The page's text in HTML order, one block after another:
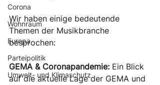
Corona
Wohnraum
Europa
Parteipolitik
Umwelt- und Klimaschutz
Wir haben einige bedeutende
Themen der Musikbranche
besprochen:
GEMA & Coronapandemie: Ein Blick
auf die aktuelle Lage der GEMA und